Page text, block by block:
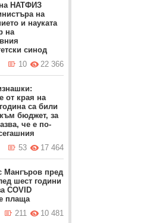
НАТФИЗ
на
и науката
на
синод
22 366
10
от края на
са били
към бюджет, за
че е по-
17 464
53
Мангъров пред
шест години
COVID
плаща
10 481
211